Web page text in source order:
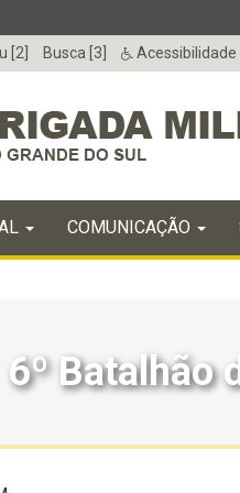
[2] Busca [3] Acessibilidade
COMUNICAÇÃO
6º Batalhão